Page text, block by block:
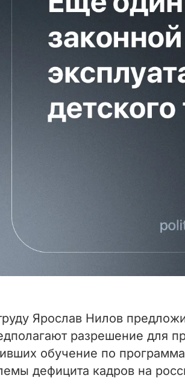
Ярослав Нилов
разрешение для
обучение по
дефицита кадров на